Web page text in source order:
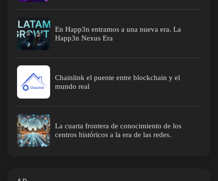
En Happ3n entramos a una nueva era. La
Happ3n Nexus Era
Chainlink el puente entre blockchain y el
mundo real
La cuarta frontera de conocimiento de los
centros históricos a la era de las redes.